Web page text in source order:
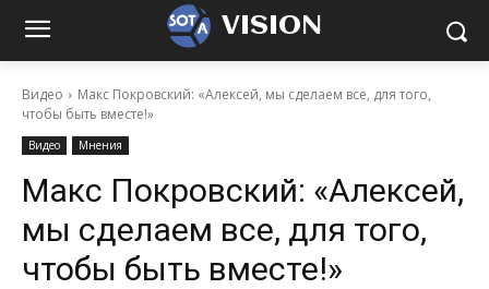
VISION
Видео
Макс Покровский: «Алексей, мы сделаем все, для того,
чтобы быть вместе!»
Видео Мнения
Макс Покровский: «Алексей,
мы сделаем все, для того,
чтобы быть вместе!»